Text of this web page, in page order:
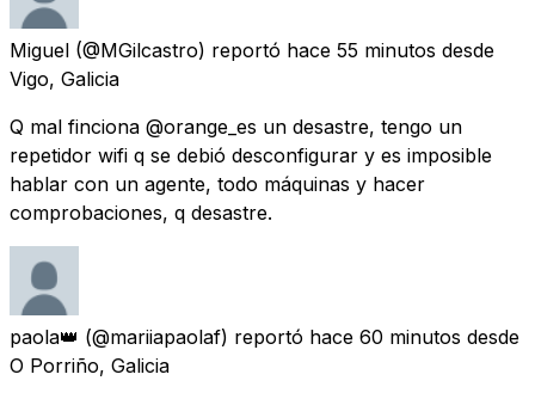
Miguel (@MGilcastro) reportó hace 55 minutos desde
Vigo, Galicia
Q mal finciona @orange_es un desastre, tengo un
repetidor wifi q se debió desconfigurar y es imposible
hablar con un agente, todo máquinas y hacer
comprobaciones, q desastre.
paola👑 (@mariiapaolaf) reportó hace 60 minutos desde
O Porriño, Galicia